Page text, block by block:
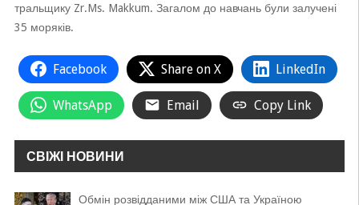
тральщику Zr.Ms. Makkum. Загалом до навчань були залучені
35 моряків.
Facebook Share on X LinkedIn
WhatsApp Email Copy Link
СВІЖІ НОВИНИ
Обмін розвідданими між США та Україною